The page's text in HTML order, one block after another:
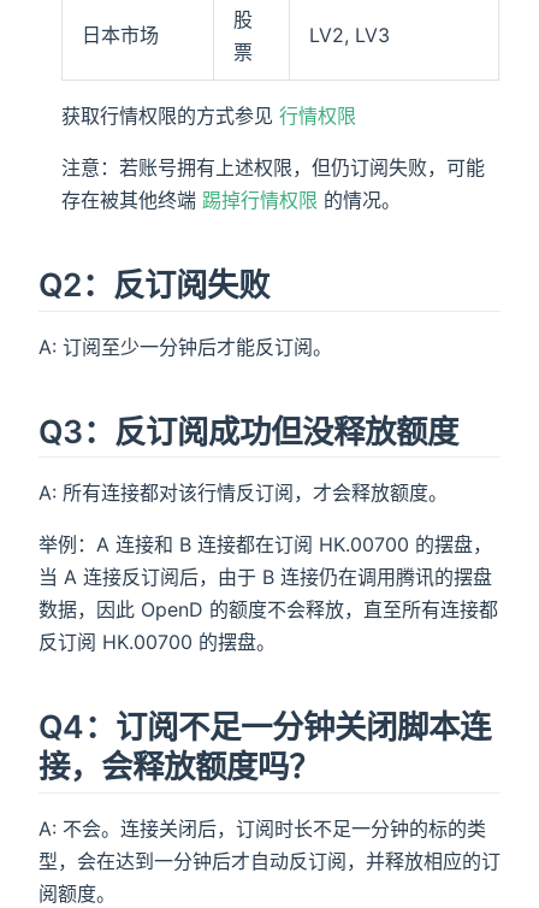
日本市场
股
票
LV2, LV3
获取行情权限的方式参见行情权限
注意：若账号拥有上述权限，但仍订阅失败，可能
存在被其他终端 踢掉行情权限 的情况。
Q2：反订阅失败
A: 订阅至少一分钟后才能反订阅。
Q3：反订阅成功但没释放额度
A: 所有连接都对该行情反订阅，才会释放额度。
举例：A 连接和 B 连接都在订阅 HK.00700 的摆盘，
当 A 连接反订阅后，由于 B 连接仍在调用腾讯的摆盘
数据，因此 OpenD 的额度不会释放，直至所有连接都
反订阅 HK.00700 的摆盘。
Q4：订阅不足一分钟关闭脚本连
接，会释放额度吗？
A: 不会。连接关闭后，订阅时长不足一分钟的标的类
型，会在达到一分钟后才自动反订阅，并释放相应的订
阅额度。